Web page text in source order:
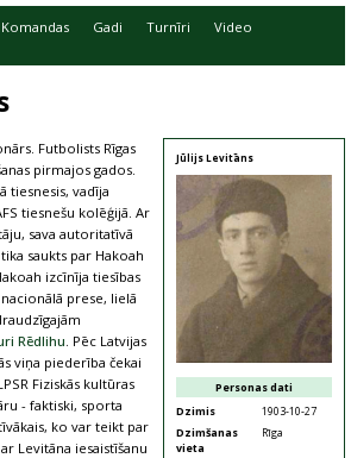
Komandas Gadi Turnīri
Video
Jūlijs Levitāns
Personas dati
Dzimis
1903-10-27
Dzimšanas
vieta
Rīga
Futbolists Rīgas
pirmajos gados.
tiesnesis, vadīja
tiesnešu kolēģijā. Ar
sava autoritatīvā
saukts par Hakoah
izcīnīja tiesības
prese, lielā
Rēdlihu. Pēc Latvijas
viņa piederība čekai
Fiziskās kultūras
- faktiski, sporta
ko var teikt par
Levitāna iesaistīšanu